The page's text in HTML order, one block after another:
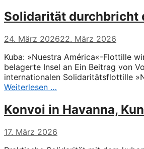
Solidarität durchbricht
24. März 202622. März 2026
Kuba: »Nuestra América«-Flottille
belagerte Insel an Ein Beitrag von
internationalen Solidaritätsflottille
Weiterlesen …
Konvoi in Havanna,
17. März 2026